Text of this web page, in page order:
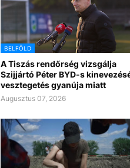
BELFÖLD
A Tiszás rendőrség vizsgálja
Szijjártó Péter BYD-s
vesztegetés gyanúja miatt
Augusztus 07, 2026